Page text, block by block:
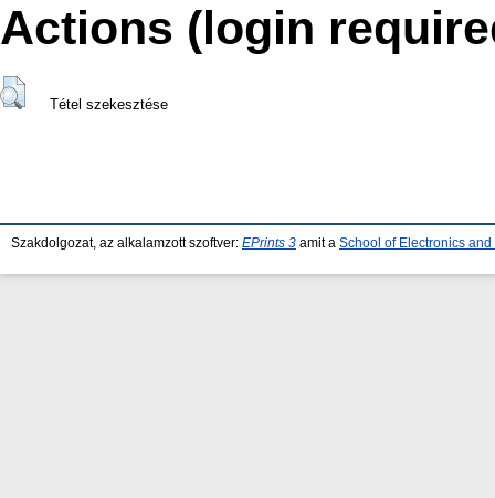
Actions (login
Tétel szekesztése
Szakdolgozat, az alkalamzott szoftver: EPrints 3 amit a School of Electronics